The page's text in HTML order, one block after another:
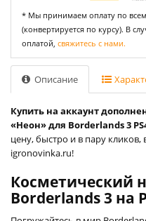
* Мы принимаем оплату по
(конвертируется по курсу). В
оплатой, свяжитесь с нами.
Описание
Купить на аккаунт
«Неон» для Borderlands 3
цену, быстро и в пару
igronovinka.ru!
Косметический
Borderlands 3 на